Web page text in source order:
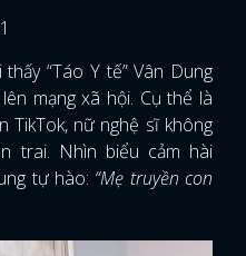
“Táo Y tế” Vân Dung
mạng xã hội. Cụ thể là
TikTok, nữ nghệ sĩ không
trai. Nhìn biểu cảm hài
tự hào: “Mẹ truyền con